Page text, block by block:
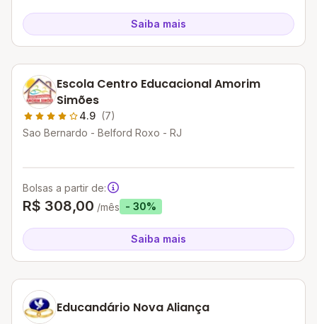
Saiba mais
Escola Centro Educacional Amorim
Simões
4.9 (7)
Sao Bernardo - Belford Roxo - RJ
Bolsas a partir de:
R$ 308,00 /mês - 30%
Saiba mais
Educandário Nova Aliança